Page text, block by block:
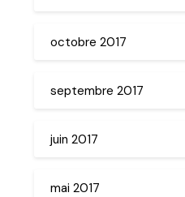
octobre 2017
septembre 2017
juin 2017
mai 2017